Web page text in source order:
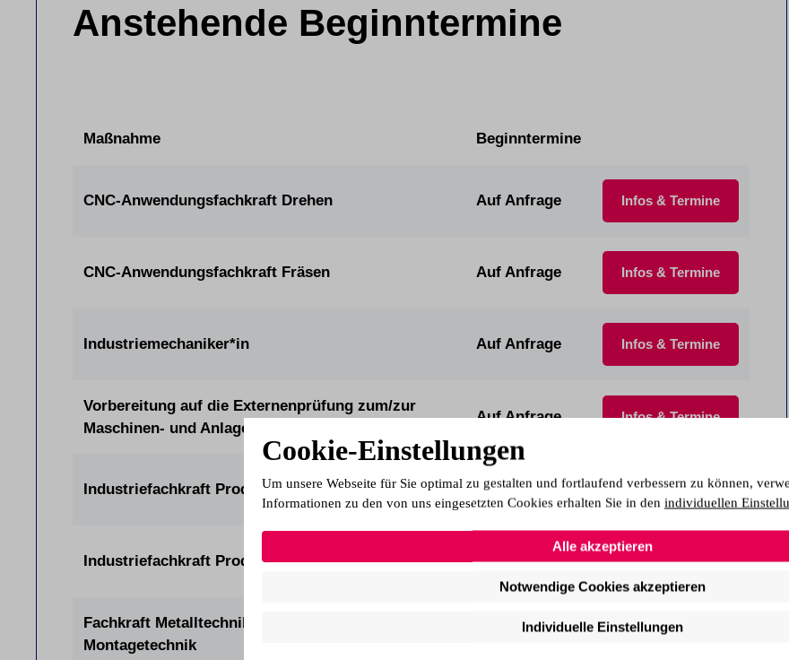
Anstehende Beginntermine
Maßnahme Beginntermine
CNC-Anwendungsfachkraft Drehen Auf Anfrage Infos & Termine
CNC-Anwendungsfachkraft Fräsen Auf Anfrage Infos & Termine
Industriemechaniker*in Auf Anfrage Infos & Termine
Vorbereitung auf die Externenprüfung zum/zur
Maschinen- und Anlagenführer*in
Auf Anfrage Infos & Termine
Industriefachkraft Produktion Mechatronik (IHK) 01.09.2026 Infos & Termine
Industriefachkraft Produktion Metall (IHK) 01.09.2026 Infos & Termine
Fachkraft Metalltechnik Fachrichtung
Montagetechnik
05.10.2026 Infos & Termine
Cookie-Einstellungen
Um unsere Webseite für Sie optimal zu gestalten und fortlaufend verbessern zu können,
Informationen zu den von uns eingesetzten Cookies erhalten Sie in den individuellen
Alle akzeptieren
Notwendige Cookies akzeptieren
Individuelle Einstellungen